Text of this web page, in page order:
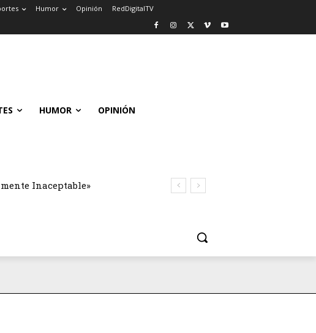
Humor Opinión RedDigitalTV
HUMOR OPINIÓN
Inaceptable»